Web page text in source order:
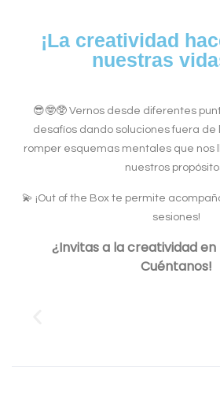
¡La creatividad
nuestras
😎🤓🥸 Vernos desde diferentes
desafíos dando soluciones fuera de
romper esquemas mentales que nos
nuestros
💫 ¡Out of the Box te permite
sesiones!
¿Invitas a la creatividad en
Cuéntanos!